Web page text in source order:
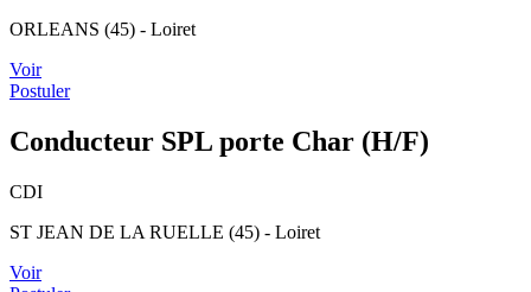
ORLEANS (45) - Loiret
Voir
Postuler
Conducteur SPL porte Char (H/F)
CDI
ST JEAN DE LA RUELLE (45) - Loiret
Voir